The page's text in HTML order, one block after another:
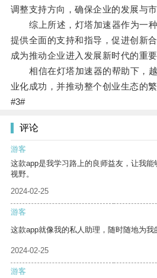
调整支持方向，确保企业的发展与
综上所述，灯塔加速器作为一种
提供全面的支持和指导，促进创新
成为推动企业进入发展新时代的重要
相信在灯塔加速器的帮助下，越
业化成功，并推动整个创业生态的繁
#3#
评论
游客
这款app是我学习路上的良师益友，让我
视野。
2024-02-25
游客
这款app就像我的私人助理，随时随地为我
2024-02-25
游客